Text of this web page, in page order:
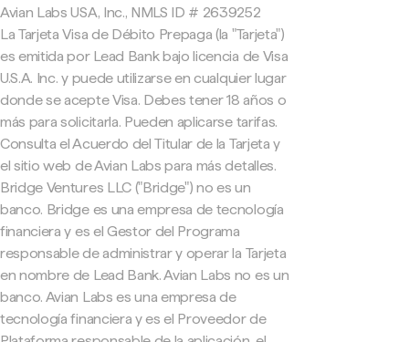
Avian Labs USA, Inc., NMLS ID # 2639252
La Tarjeta Visa de Débito Prepaga (la "Tarjeta")
es emitida por Lead Bank bajo licencia de Visa
U.S.A. Inc. y puede utilizarse en cualquier lugar
donde se acepte Visa. Debes tener 18 años o
más para solicitarla. Pueden aplicarse tarifas.
Consulta el Acuerdo del Titular de la Tarjeta y
el sitio web de Avian Labs para más detalles.
Bridge Ventures LLC ("Bridge") no es un
banco. Bridge es una empresa de tecnología
financiera y es el Gestor del Programa
responsable de administrar y operar la Tarjeta
en nombre de Lead Bank. Avian Labs no es un
banco. Avian Labs es una empresa de
tecnología financiera y es el Proveedor de